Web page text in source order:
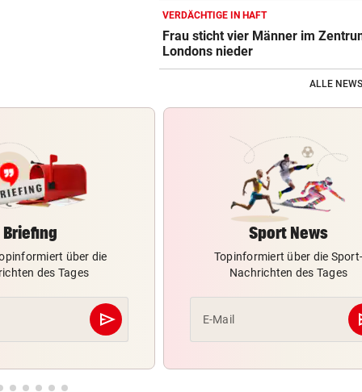
VERDÄCHTIGE IN HAFT
Frau sticht vier Männer im
Londons nieder
ALLE
Briefing
über die
des Tages
send
Abschicken
Sport News
Topinformiert über die Sport-
Nachrichten des Tages
E-Mail